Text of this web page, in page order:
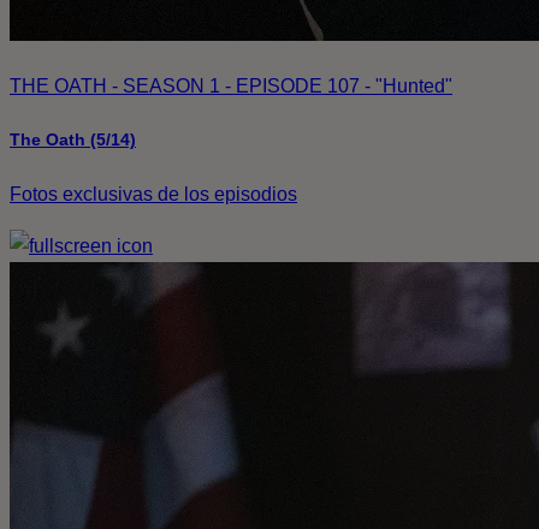
THE OATH - SEASON 1 - EPISODE 107 - "Hunted"
The Oath (5/14)
Fotos exclusivas de los episodios